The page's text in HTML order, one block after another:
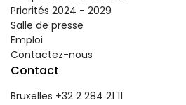
Priorités 2024 - 2029
Salle de presse
Emploi
Contactez-nous
Contact
Bruxelles +32 2 284 21 11